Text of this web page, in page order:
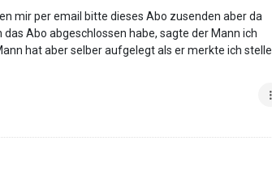
mir per email bitte dieses Abo zusenden aber da
Abo abgeschlossen habe, sagte der Mann ich
hat aber selber aufgelegt als er merkte ich stelle